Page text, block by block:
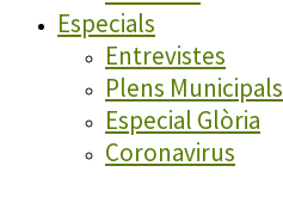
Especials
Entrevistes
Plens Municipals
Especial Glòria
Coronavirus